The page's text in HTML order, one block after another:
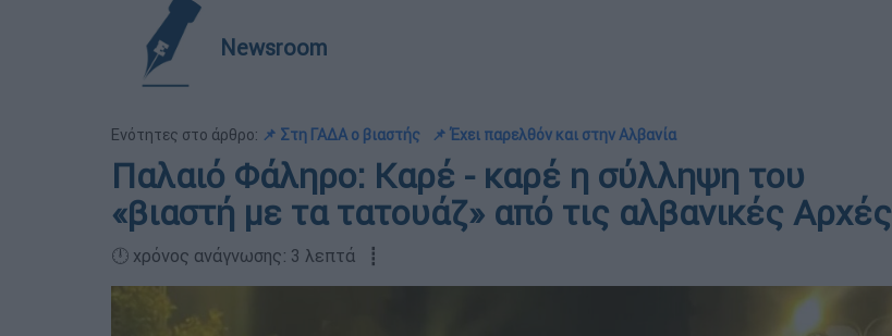
Newsroom
Ενότητες στο άρθρο: 📌 Στη ΓΑΔΑ ο βιαστής 📌 Έχει παρελθόν και στην Αλβανία
Παλαιό Φάληρο: Καρέ - καρέ η σύλληψη του
«βιαστή με τα τατουάζ» από τις αλβανικές Αρχές
🕛 χρόνος ανάγνωσης: 3 λεπτά ┋